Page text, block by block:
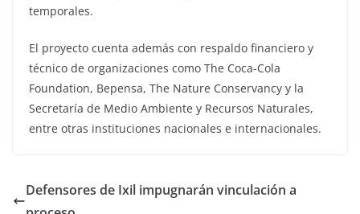
temporales.
El proyecto cuenta además con respaldo financiero y
técnico de organizaciones como The Coca-Cola
Foundation, Bepensa, The Nature Conservancy y la
Secretaría de Medio Ambiente y Recursos Naturales,
entre otras instituciones nacionales e internacionales.
Defensores de Ixil impugnarán vinculación a